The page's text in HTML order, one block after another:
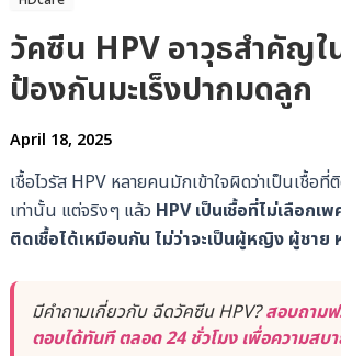
วัคซีน HPV อาวุธสำคัญใ
ป้องกันมะเร็งปากมดลูก
April 18, 2025
เชื้อไวรัส HPV หลายคนมักเข้าใจผิดว่าเป็นเชื้อ
เท่านั้น แต่จริงๆ แล้ว HPV เป็นเชื้อที่ไม่เลือกเ
ติดเชื้อได้เหมือนกัน ไม่ว่าจะเป็นผู้หญิง ผู้ชาย
มีคำถามเกี่ยวกับ ฉีดวัคซีน HPV?สอบถาม
ตอบได้ทันที ตลอด 24 ชั่วโมง เพื่อความสบ